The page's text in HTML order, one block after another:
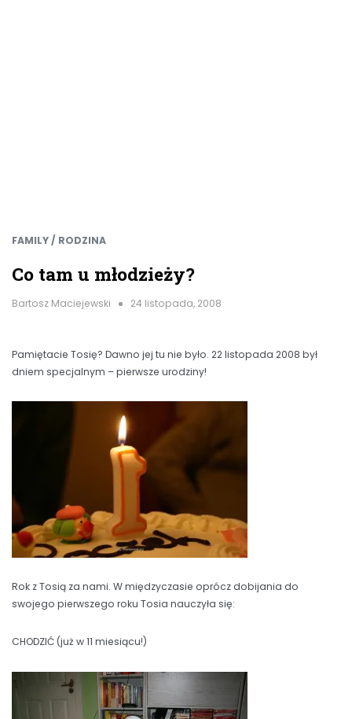
FAMILY / RODZINA
Co tam u młodzieży?
Bartosz Maciejewski 24 listopada, 2008
Pamiętacie Tosię? Dawno jej tu nie było. 22 listopada 2008 był
dniem specjalnym – pierwsze urodziny!
Rok z Tosią za nami. W międzyczasie oprócz dobijania do
swojego pierwszego roku Tosia nauczyła się:
CHODZIĆ (już w 11 miesiącu!)